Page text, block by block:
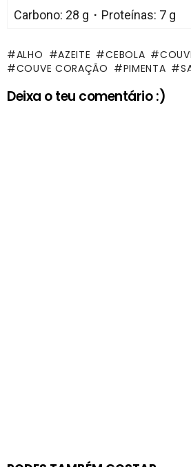
Carbono: 28 g・Proteínas: 7 g
ALHO AZEITE CEBOLA
COUVE CORAÇÃO
PIMENTA
Deixa o teu comentário :)